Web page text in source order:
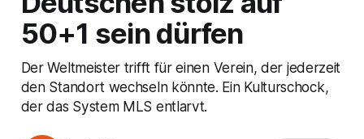
50+1 sein dürfen
Der Weltmeister trifft für einen Verein, der jederzeit
den Standort wechseln könnte. Ein Kulturschock,
der das System MLS entlarvt.